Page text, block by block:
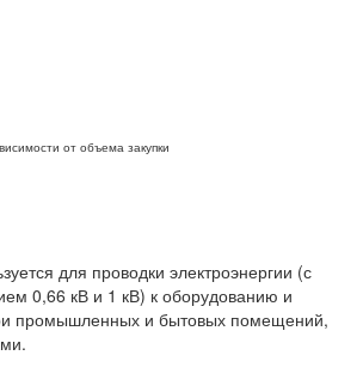
от объема закупки
для проводки электроэнергии (с
0,66 кВ и 1 кВ) к оборудованию и
промышленных и бытовых помещений,